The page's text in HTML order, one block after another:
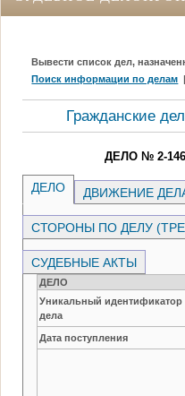
Вывести список дел,
Поиск информации по делам
Гражданские
ДЕЛО № 2-
ДЕЛО ДВИЖЕНИЕ
СТОРОНЫ ПО ДЕЛУ
СУДЕБНЫЕ АКТЫ
ДЕЛО
Уникальный идентификатор
дела
Дата поступления